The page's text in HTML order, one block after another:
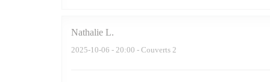
Nathalie L
2025-10-06 - 20:00 - Couverts 2